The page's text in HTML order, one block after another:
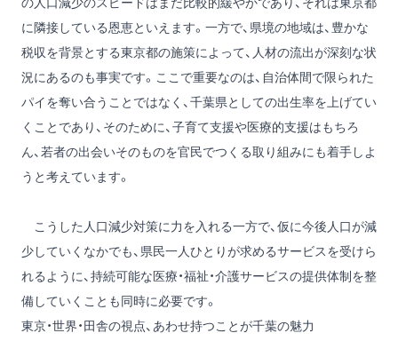
に隣接している恩恵といえます。一方で、県境の地域は、豊かな
税収を背景とする東京都の施策によって、人材の流出が深刻な状
況にあるのも事実です。ここで重要なのは、自治体間で限られた
パイを奪い合うことではなく、千葉県としての出生率を上げてい
くことであり、そのために、子育て支援や医療的支援はもちろ
ん、若者の出会いそのものを官民でつくる取り組みにも着手しよ
うと考えています。
こうした人口減少対策に力を入れる一方で、仮に今後人口が減
少していくなかでも、県民一人ひとりが求めるサービスを受けら
れるように、持続可能な医療・福祉・介護サービスの提供体制を整
備していくことも同時に必要です。
東京・世界・田舎の視点、あわせ持つことが千葉の魅力